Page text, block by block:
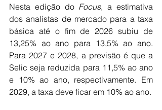
Nesta edição do Focus, a estimativa
dos analistas de mercado para a taxa
básica até o fim de 2026 subiu de
13,25% ao ano para 13,5% ao ano.
Para 2027 e 2028, a previsão é que a
Selic seja reduzida para 11,5% ao ano
e 10% ao ano, respectivamente. Em
2029, a taxa deve ficar em 10% ao ano.